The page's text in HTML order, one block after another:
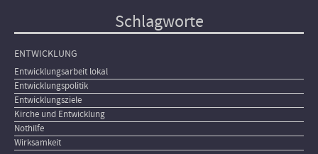
Schlagworte
ENTWICKLUNG
Entwicklungsarbeit lokal
Entwicklungspolitik
Entwicklungsziele
Kirche und Entwicklung
Nothilfe
Wirksamkeit